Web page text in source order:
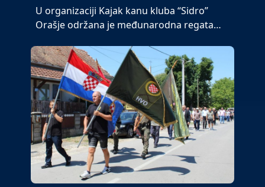
U organizaciji Kajak kanu kluba “Sidro”
Orašje održana je međunarodna regata…